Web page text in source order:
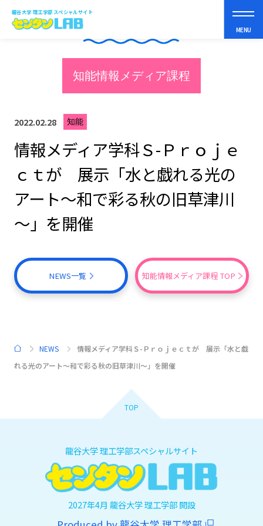
龍谷大学 理工学部 スペシャルサイト
MENU
理工学部って？
まなべるコト
スペシャルコンテンツ
オープンキャンパス
知能情報メディア課程
2022.02.28 知能
情報メディア学科Ｓ-Ｐｒｏｊｅ
ｃｔが 展示「水と戯れる光の
アート～和で彩る秋の旧草津川
～」を開催
NEWS一覧 知能情報メディア課程 TOP
HOMENEWS
情報メディア学科Ｓ-Ｐｒｏｊｅｃｔが 展示「水と戯
れる光のアート～和で彩る秋の旧草津川～」を開催
龍谷大学 理工学部スペシャルサイト
2027年4月 龍谷大学 理工学部 開設
TOP